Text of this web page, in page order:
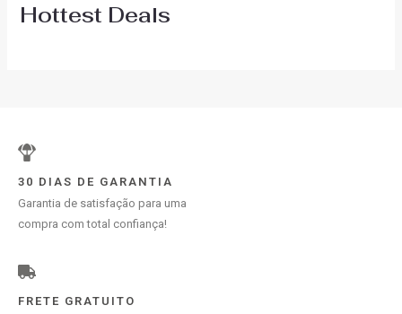
Hottest Deals
30 DIAS DE GARANTIA
Garantia de satisfação para uma
compra com total confiança!
FRETE GRATUITO